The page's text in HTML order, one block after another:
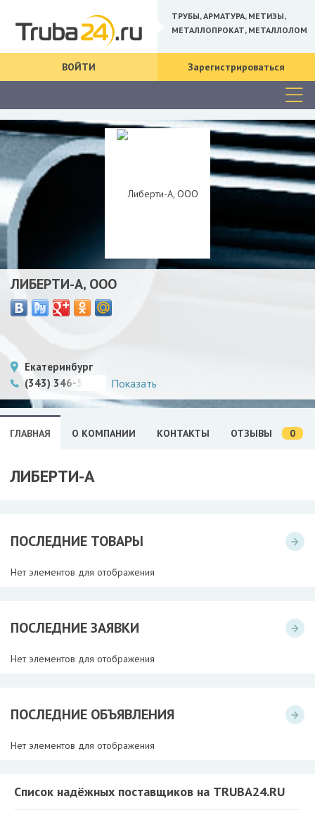
ТРУБЫ, АРМАТУРА, МЕТИЗЫ,
МЕТАЛЛОПРОКАТ, МЕТАЛЛОЛОМ
ВОЙТИ Зарегистрироваться
ЛИБЕРТИ-А, ООО
Екатеринбург
(343) 346-56-32
Показать
ГЛАВНАЯ О КОМПАНИИ КОНТАКТЫ ОТЗЫВЫ 0
ЛИБЕРТИ-А
ПОСЛЕДНИЕ ТОВАРЫ
Нет элементов для отображения
ПОСЛЕДНИЕ ЗАЯВКИ
Нет элементов для отображения
ПОСЛЕДНИЕ ОБЪЯВЛЕНИЯ
Нет элементов для отображения
Список надёжных поставщиков на TRUBA24.RU